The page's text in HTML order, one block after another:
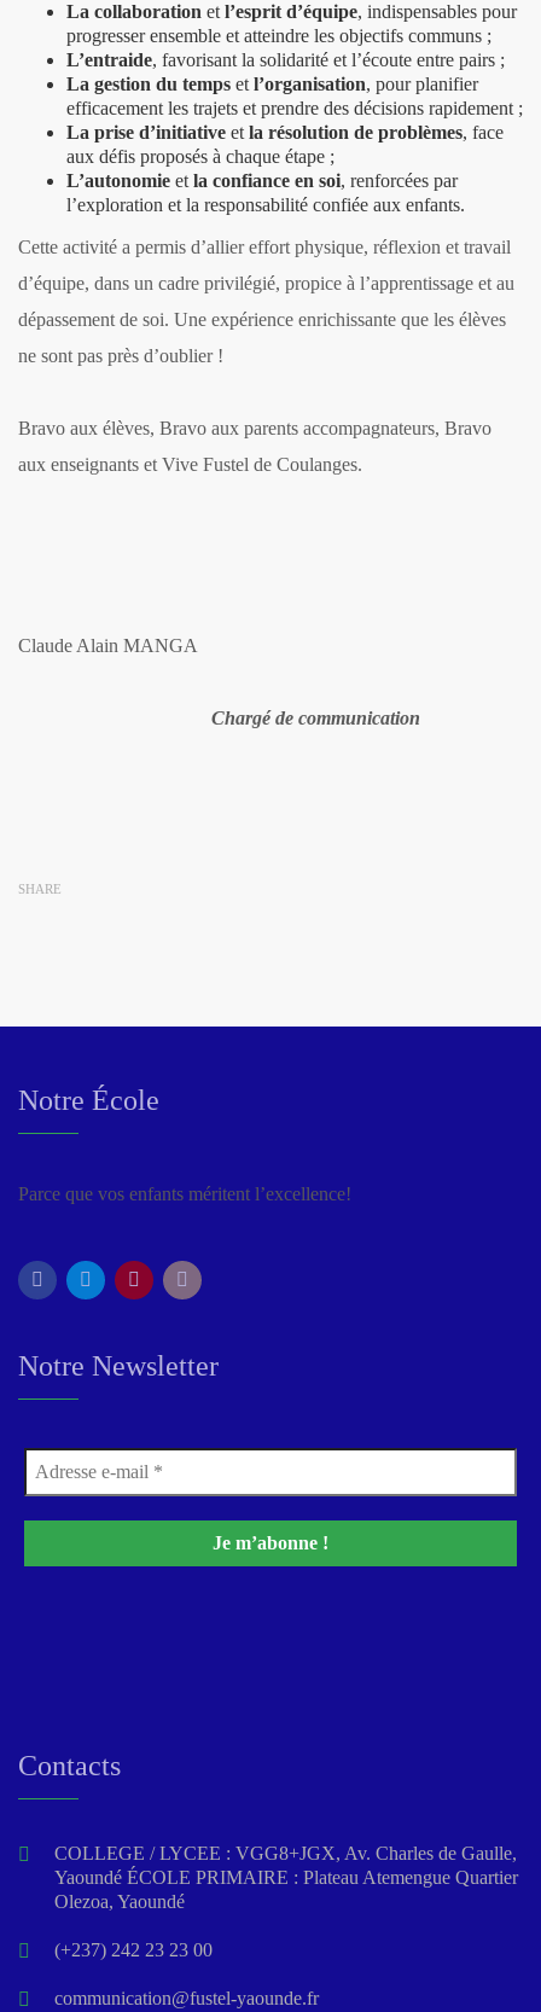
La collaboration et l’esprit d’équipe, indispensables pour
progresser ensemble et atteindre les objectifs communs ;
L’entraide, favorisant la solidarité et l’écoute entre pairs ;
La gestion du temps et l’organisation, pour planifier
efficacement les trajets et prendre des décisions rapidement ;
La prise d’initiative et la résolution de problèmes, face
aux défis proposés à chaque étape ;
L’autonomie et la confiance en soi, renforcées par
l’exploration et la responsabilité confiée aux enfants.
Cette activité a permis d’allier effort physique, réflexion et travail
d’équipe, dans un cadre privilégié, propice à l’apprentissage et au
dépassement de soi. Une expérience enrichissante que les élèves
ne sont pas près d’oublier !
Bravo aux élèves, Bravo aux parents accompagnateurs, Bravo
aux enseignants et Vive Fustel de Coulanges.
Claude Alain MANGA
Chargé de communication
SHARE
Notre École
Parce que vos enfants méritent l’excellence!
Notre Newsletter
Contacts
COLLEGE / LYCEE : VGG8+JGX, Av. Charles de Gaulle,
Yaoundé ÉCOLE PRIMAIRE : Plateau Atemengue Quartier
Olezoa, Yaoundé
(+237) 242 23 23 00
communication@fustel-yaounde.fr